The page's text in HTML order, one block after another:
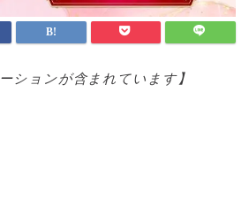
ーションが含まれています】